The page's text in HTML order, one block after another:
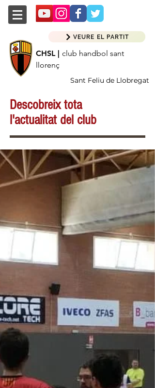
CHSL | club handbol sant
llorenç
Sant Feliu de Llobregat
VEURE EL PARTIT
Descobreix tota
l'actualitat del club